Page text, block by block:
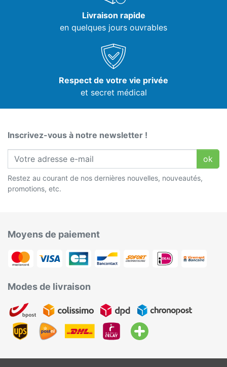
Livraison rapide
en quelques jours ouvrables
Respect de votre vie privée
et secret médical
Inscrivez-vous à notre newsletter !
ok
Restez au courant de nos dernières nouvelles, nouveautés,
promotions, etc.
Moyens de paiement
Modes de livraison